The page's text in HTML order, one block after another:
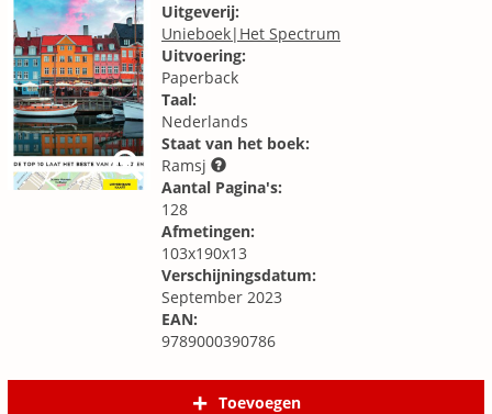
Uitgeverij:
Unieboek|Het Spectrum
Uitvoering:
Paperback
Taal:
Nederlands
Staat van het boek:
Ramsj
Aantal Pagina's:
128
Afmetingen:
103x190x13
Verschijningsdatum:
September 2023
EAN:
9789000390786
Toevoegen